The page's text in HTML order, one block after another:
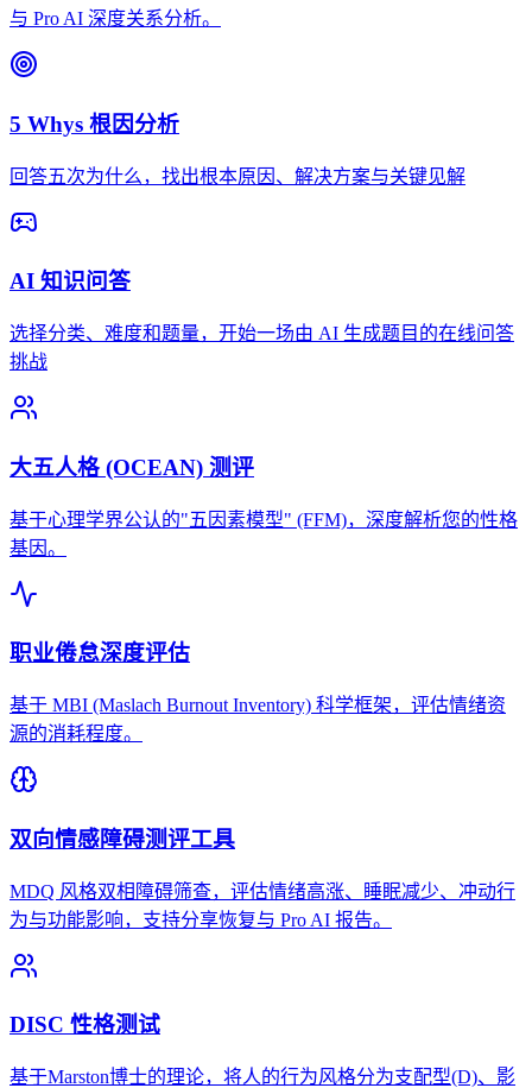
与 Pro AI 深度关系分析。
5 Whys 根因分析
回答五次为什么，找出根本原因、解决方案与关键见解
AI 知识问答
选择分类、难度和题量，开始一场由 AI 生成题目的在线问答
挑战
大五人格 (OCEAN) 测评
基于心理学界公认的"五因素模型" (FFM)，深度解析您的性格
基因。
职业倦怠深度评估
基于 MBI (Maslach Burnout Inventory) 科学框架，评估情绪资
源的消耗程度。
双向情感障碍测评工具
MDQ 风格双相障碍筛查，评估情绪高涨、睡眠减少、冲动行
为与功能影响，支持分享恢复与 Pro AI 报告。
DISC 性格测试
基于Marston博士的理论，将人的行为风格分为支配型(D)、影